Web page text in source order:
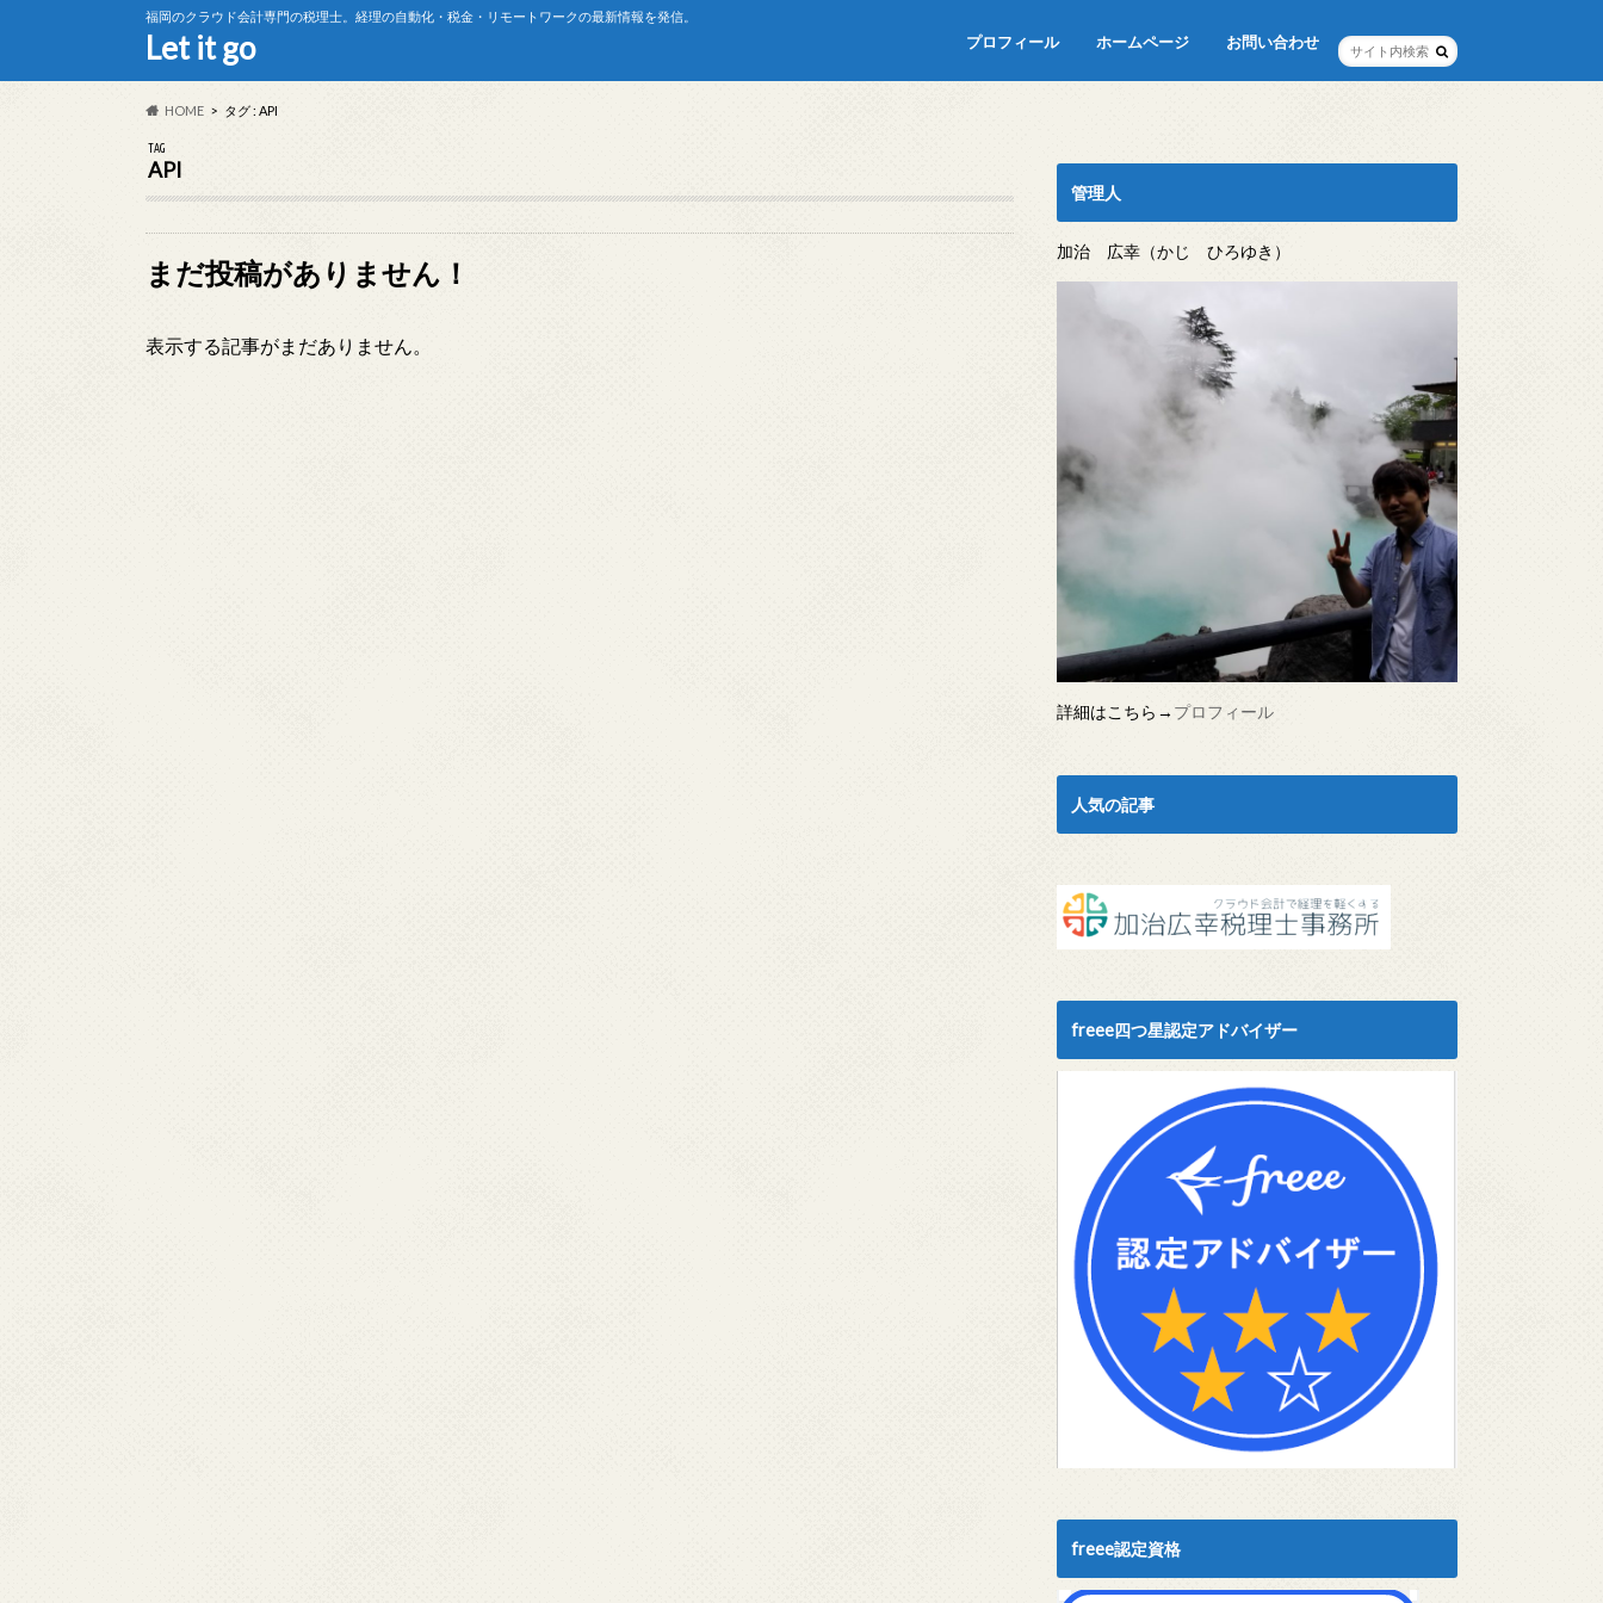
福岡のクラウド会計専門の税理士。経理の自動化・税金・リモートワークの最新情報を発信。
Let it go プロフィール ホームページ お問い合わせ
HOME タグ : API
TAG
API
まだ投稿がありません！
表示する記事がまだありません。
管理人
加治 広幸（かじ ひろゆき）
詳細はこちら→ プロフィール
人気の記事
freee四つ星認定アドバイザー
freee認定資格